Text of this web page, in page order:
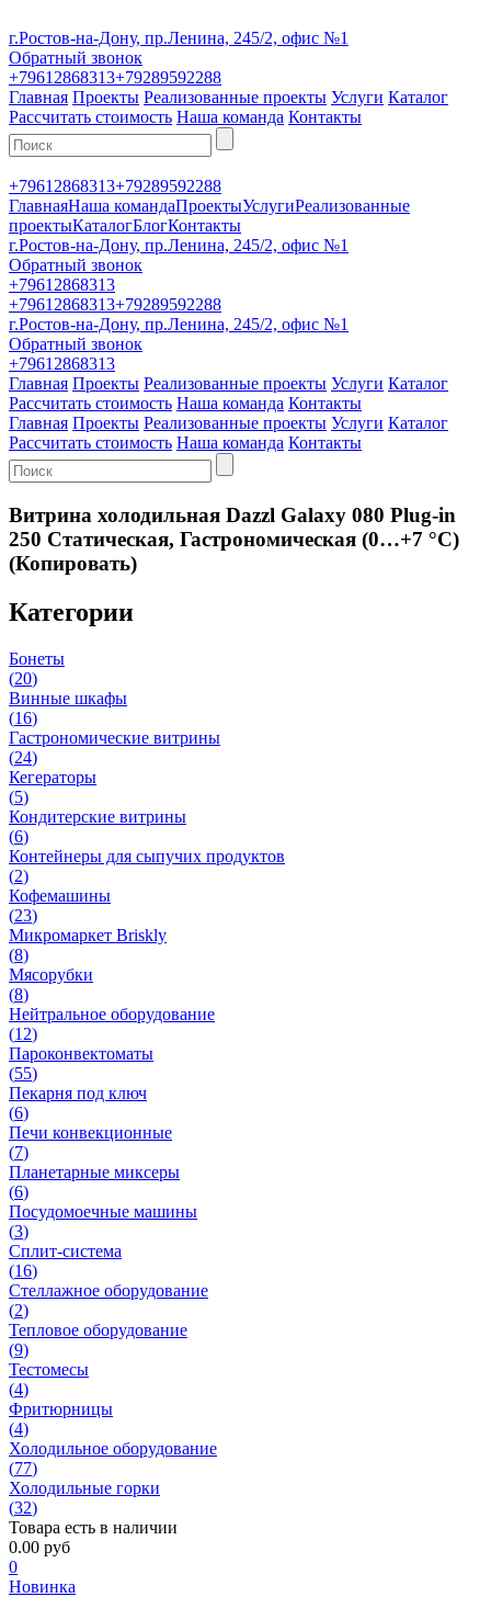
г.Ростов-на-Дону, пр.Ленина, 245/2, офис №1
Обратный звонок
+79612868313+79289592288
Главная Проекты Реализованные проекты Услуги Каталог
Рассчитать стоимость Наша команда Контакты
+79612868313+79289592288
ГлавнаяНаша командаПроектыУслугиРеализованные
проектыКаталогБлогКонтакты
г.Ростов-на-Дону, пр.Ленина, 245/2, офис №1
Обратный звонок
+79612868313
+79612868313+79289592288
г.Ростов-на-Дону, пр.Ленина, 245/2, офис №1
Обратный звонок
+79612868313
Главная Проекты Реализованные проекты Услуги Каталог
Рассчитать стоимость Наша команда Контакты
Главная Проекты Реализованные проекты Услуги Каталог
Рассчитать стоимость Наша команда Контакты
Витрина холодильная Dazzl Galaxy 080 Plug-in
250 Cтатическая, Гастрономическая (0…+7 °С)
(Копировать)
Категории
Бонеты
(20)
Винные шкафы
(16)
Гастрономические витрины
(24)
Кегераторы
(5)
Кондитерские витрины
(6)
Контейнеры для сыпучих продуктов
(2)
Кофемашины
(23)
Микромаркет Briskly
(8)
Мясорубки
(8)
Нейтральное оборудование
(12)
Пароконвектоматы
(55)
Пекарня под ключ
(6)
Печи конвекционные
(7)
Планетарные миксеры
(6)
Посудомоечные машины
(3)
Сплит-система
(16)
Стеллажное оборудование
(2)
Тепловое оборудование
(9)
Тестомесы
(4)
Фритюрницы
(4)
Холодильное оборудование
(77)
Холодильные горки
(32)
Товара есть в наличии
0.00 руб
0
Новинка